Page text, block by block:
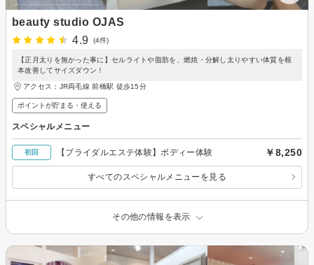
beauty studio OJAS
4.9
(4件)
【正月太りを無かった事に】セルライトや脂肪を、燃焼・分解し太りやすい体質を根
本改善してサイズダウン！
アクセス：JR両毛線 前橋駅 徒歩15分
ポイントが貯まる・使える
スペシャルメニュー
初回 【ブライダルエステ体験】ボディー体験 ￥8,250
すべてのスペシャルメニューを見る
その他の情報を表示